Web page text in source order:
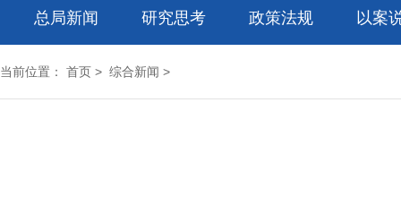
总局新闻
研究思考 政策法规 以案
当前位置： 首页 > 综合新闻 >